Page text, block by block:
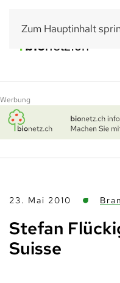
Zum Hauptinhalt
Werbung
23. Mai 2010
Stefan
Suisse